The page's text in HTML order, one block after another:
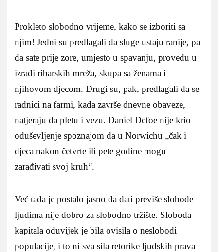
Prokleto slobodno vrijeme, kako se izboriti sa
njim! Jedni su predlagali da sluge ustaju ranije, pa
da sate prije zore, umjesto u spavanju, provedu u
izradi ribarskih mreža, skupa sa ženama i
njihovom djecom. Drugi su, pak, predlagali da se
radnici na farmi, kada završe dnevne obaveze,
natjeraju da pletu i vezu. Daniel Defoe nije krio
oduševljenje spoznajom da u Norwichu „čak i
djeca nakon četvrte ili pete godine mogu
zarađivati svoj kruh“.
Već tada je postalo jasno da dati previše slobode
ljudima nije dobro za slobodno tržište. Sloboda
kapitala oduvijek je bila ovisila o neslobodi
populacije, i to ni sva sila retorike ljudskih prava